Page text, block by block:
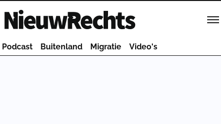
Homepage van NieuwRechts
Podcast Buitenland Migratie Video's